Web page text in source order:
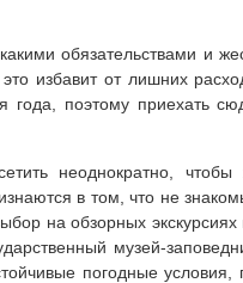
обязательствами и
избавит от лишних
года, поэтому приехать
неоднократно, чтобы
в том, что не
на обзорных экскурсиях
музей-
погодные условия,